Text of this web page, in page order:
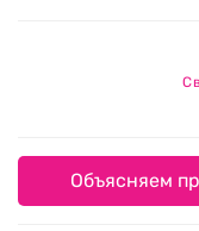
Объясняем